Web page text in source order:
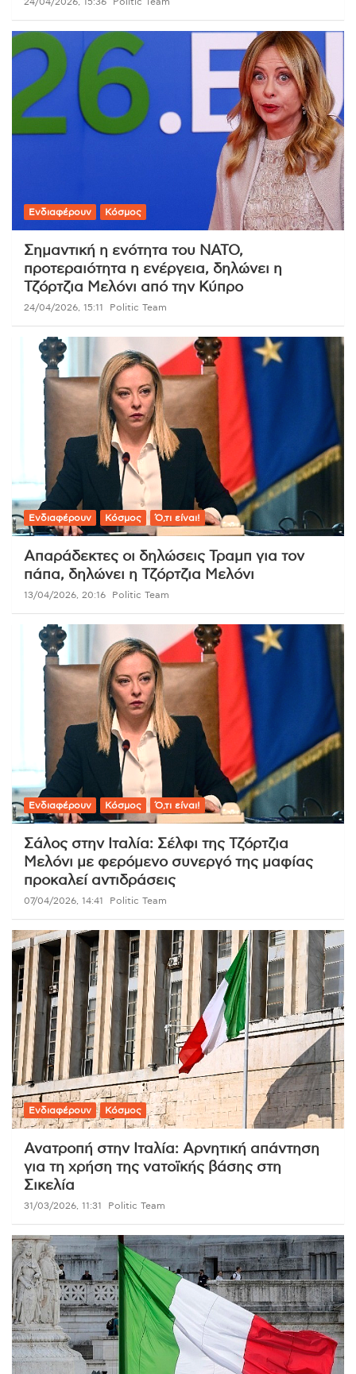
Ενδιαφέρουν Κόσμος
Σημαντική η ενότητα του ΝΑΤΟ,
προτεραιότητα η ενέργεια, δηλώνει η
Τζόρτζια Μελόνι από την Κύπρο
24/04/2026, 15:11 Politic Team
Ενδιαφέρουν Κόσμος Ό,τι είναι!
Απαράδεκτες οι δηλώσεις Τραμπ για τον
πάπα, δηλώνει η Τζόρτζια Μελόνι
13/04/2026, 20:16 Politic Team
Ενδιαφέρουν Κόσμος Ό,τι είναι!
Σάλος στην Ιταλία: Σέλφι της Τζόρτζια
Μελόνι με φερόμενο συνεργό της μαφίας
προκαλεί αντιδράσεις
07/04/2026, 14:41 Politic Team
Ενδιαφέρουν Κόσμος
Ανατροπή στην Ιταλία: Αρνητική απάντηση
για τη χρήση της νατοϊκής βάσης στη
Σικελία
31/03/2026, 11:31 Politic Team